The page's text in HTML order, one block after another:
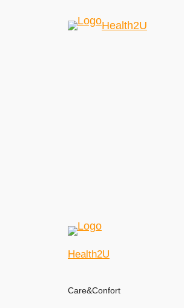
Health2U
Health2U
Care&Confort